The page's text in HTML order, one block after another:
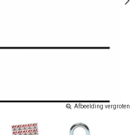
Afbeelding vergroten